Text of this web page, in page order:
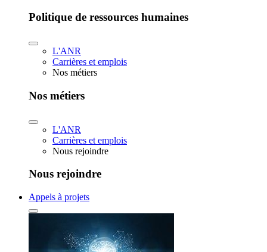
Politique de ressources humaines
L'ANR
Carrières et emplois
Nos métiers
Nos métiers
L'ANR
Carrières et emplois
Nous rejoindre
Nous rejoindre
Appels à projets